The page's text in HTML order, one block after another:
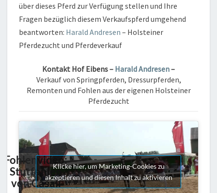
über dieses Pferd zur Verfügung stellen und Ihre
Fragen bezüglich diesem Verkaufspferd umgehend
beantworten: Harald Andresen – Holsteiner
Pferdezucht und Pferdeverkauf
Kontakt Hof Eibens – Harald Andresen–
Verkauf von Springpferden, Dressurpferden,
Remonten und Fohlen aus der eigenen Holsteiner
Pferdezucht
Fohlenvideo:
Stutfohlen
von Casall
Klicke hier, um Marketing-Cookies zu
akzeptieren und diesen Inhalt zu aktivieren